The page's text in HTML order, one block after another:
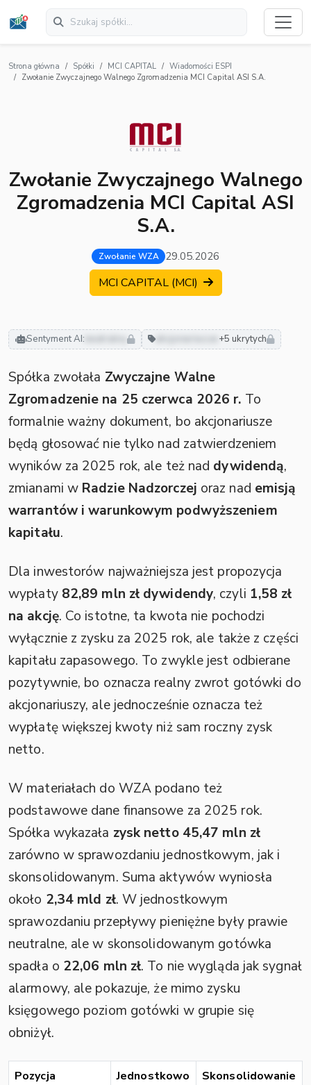
Strona główna Spółki MCI CAPITAL
Wiadomości ESPI
Zwołanie Zwyczajnego Walnego Zgromadzenia MCI Capital ASI S.A.
Zwołanie Zwyczajnego Walnego
Zgromadzenia MCI Capital ASI
S.A.
Zwołanie WZA 29.05.2026
MCI CAPITAL (MCI)
Sentyment AI: neutralny akcjonariusze +5 ukrytych
Spółka zwołała Zwyczajne Walne
Zgromadzenie na 25 czerwca 2026 r. To
formalnie ważny dokument, bo akcjonariusze
będą głosować nie tylko nad zatwierdzeniem
wyników za 2025 rok, ale też nad dywidendą,
zmianami w Radzie Nadzorczej oraz nad emisją
warrantów i warunkowym podwyższeniem
kapitału.
Dla inwestorów najważniejsza jest propozycja
wypłaty 82,89 mln zł dywidendy, czyli 1,58 zł
na akcję. Co istotne, ta kwota nie pochodzi
wyłącznie z zysku za 2025 rok, ale także z części
kapitału zapasowego. To zwykle jest odbierane
pozytywnie, bo oznacza realny zwrot gotówki do
akcjonariuszy, ale jednocześnie oznacza też
wypłatę większej kwoty niż sam roczny zysk
netto.
W materiałach do WZA podano też
podstawowe dane finansowe za 2025 rok.
Spółka wykazała zysk netto 45,47 mln zł
zarówno w sprawozdaniu jednostkowym, jak i
skonsolidowanym. Suma aktywów wyniosła
około 2,34 mld zł. W jednostkowym
sprawozdaniu przepływy pieniężne były prawie
neutralne, ale w skonsolidowanym gotówka
spadła o 22,06 mln zł. To nie wygląda jak sygnał
alarmowy, ale pokazuje, że mimo zysku
księgowego poziom gotówki w grupie się
obniżył.
Pozycja
Jednostkowo
Skonsolidowanie